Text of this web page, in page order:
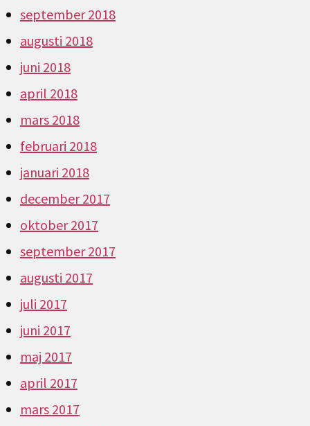
september 2018
augusti 2018
juni 2018
april 2018
mars 2018
februari 2018
januari 2018
december 2017
oktober 2017
september 2017
augusti 2017
juli 2017
juni 2017
maj 2017
april 2017
mars 2017